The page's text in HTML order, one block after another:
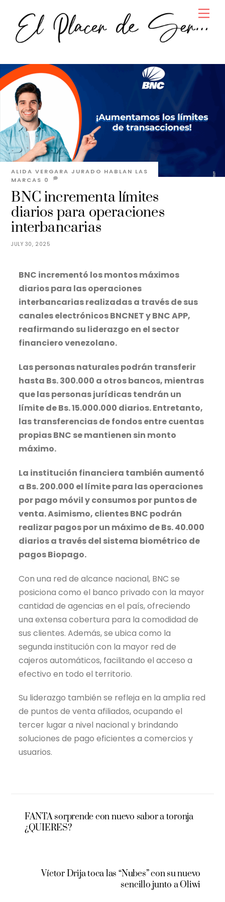
content
JULY 30, 2025
BNC incrementa límites
diarios para operaciones
interbancarias
ALIDA VERGARA JURADO HABLAN LAS
MARCAS 0
BNC incrementó los montos máximos
diarios para las operaciones
interbancarias realizadas a través de sus
canales electrónicos BNCNET y BNC APP,
reafirmando su liderazgo en el sector
financiero venezolano.
Las personas naturales podrán transferir
hasta Bs. 300.000 a otros bancos, mientras
que las personas jurídicas tendrán un
límite de Bs. 15.000.000 diarios. Entretanto,
las transferencias de fondos entre cuentas
propias BNC se mantienen sin monto
máximo.
La institución financiera también aumentó
a Bs. 200.000 el límite para las operaciones
por pago móvil y consumos por puntos de
venta. Asimismo, clientes BNC podrán
realizar pagos por un máximo de Bs. 40.000
diarios a través del sistema biométrico de
pagos Biopago.
Con una red de alcance nacional, BNC se
posiciona como el banco privado con la mayor
cantidad de agencias en el país, ofreciendo
una extensa cobertura para la comodidad de
sus clientes. Además, se ubica como la
segunda institución con la mayor red de
cajeros automáticos, facilitando el acceso a
efectivo en todo el territorio.
Su liderazgo también se refleja en la amplia red
de puntos de venta afiliados, ocupando el
tercer lugar a nivel nacional y brindando
soluciones de pago eficientes a comercios y
usuarios.
FANTA sorprende con nuevo sabor a toronja
¿QUIERES?
Víctor Drija toca las “Nubes” con su nuevo
sencillo junto a Oliwi